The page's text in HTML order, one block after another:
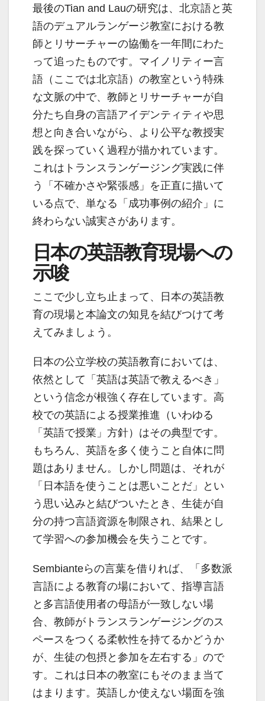
最後のTian and Lauの研究は、北京語と英
語のデュアルランゲージ教室における教
師とリサーチャーの協働を一年間にわた
って追ったものです。マイノリティー言
語（ここでは北京語）の教室という特殊
な文脈の中で、教師とリサーチャーが自
分たち自身の言語アイデンティティや思
想と向き合いながら、より公平な教授実
践を探っていく過程が描かれています。
これはトランスランゲージング実践に伴
う「不確かさや緊張感」を正直に描いて
いる点で、単なる「成功事例の紹介」に
終わらない誠実さがあります。
日本の英語教育現場への
示唆
ここで少し立ち止まって、日本の英語教
育の現場と本論文の知見を結びつけて考
えてみましょう。
日本の公立学校の英語教育においては、
依然として「英語は英語で教えるべき」
という信念が根強く存在しています。高
校での英語による授業推進（いわゆる
「英語で授業」方針）はその典型です。
もちろん、英語を多く使うこと自体に問
題はありません。しかし問題は、それが
「日本語を使うことは悪いことだ」とい
う思い込みと結びついたとき、生徒が自
分の持つ言語資源を制限され、結果とし
て学習への参加機会を失うことです。
Sembianteらの言葉を借りれば、「多数派
言語による教育の場において、指導言語
と多言語使用者の母語が一致しない場
合、教師がトランスランゲージングのス
ペースをつくる柔軟性を持てるかどうか
が、生徒の包摂と参加を左右する」ので
す。これは日本の教室にもそのまま当て
はまります。英語しか使えない場面を強